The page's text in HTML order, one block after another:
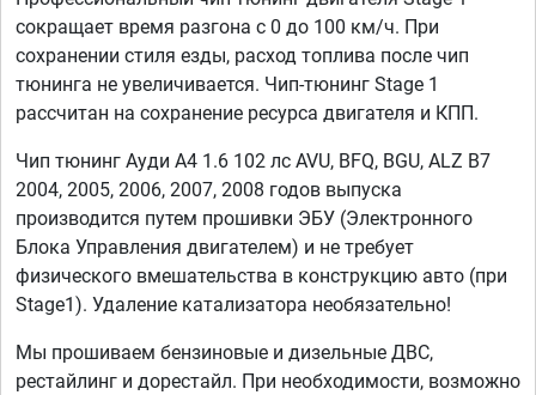
сокращает время разгона с 0 до 100 км/ч. При
сохранении стиля езды, расход топлива после чип
тюнинга не увеличивается. Чип-тюнинг Stage 1
рассчитан на сохранение ресурса двигателя и КПП.
Чип тюнинг Ауди А4 1.6 102 лс AVU, BFQ, BGU, ALZ B7
2004, 2005, 2006, 2007, 2008 годов выпуска
производится путем прошивки ЭБУ (Электронного
Блока Управления двигателем) и не требует
физического вмешательства в конструкцию авто (при
Stage1). Удаление катализатора необязательно!
Мы прошиваем бензиновые и дизельные ДВС,
рестайлинг и дорестайл. При необходимости, возможно